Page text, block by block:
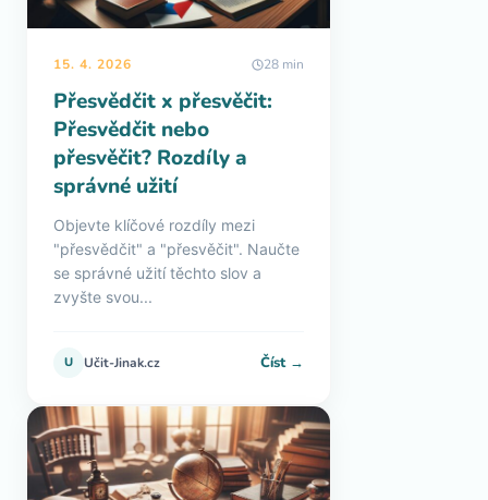
15. 4. 2026 28 min
Přesvědčit x přesvěčit:
Přesvědčit nebo
přesvěčit? Rozdíly a
správné užití
Objevte klíčové rozdíly mezi
"přesvědčit" a "přesvěčit". Naučte
se správné užití těchto slov a
zvyšte svou...
U Učit-Jinak.cz Číst →